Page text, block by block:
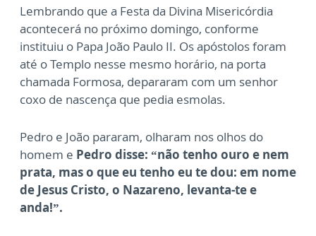
Lembrando que a Festa da Divina Misericórdia
acontecerá no próximo domingo, conforme
instituiu o Papa João Paulo II. Os apóstolos foram
até o Templo nesse mesmo horário, na porta
chamada Formosa, depararam com um senhor
coxo de nascença que pedia esmolas.
Pedro e João pararam, olharam nos olhos do
homem e Pedro disse: “não tenho ouro e nem
prata, mas o que eu tenho eu te dou: em nome
de Jesus Cristo, o Nazareno, levanta-te e
anda!”.